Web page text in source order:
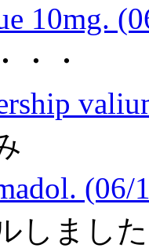
10mg.
・・
(06/
しまし